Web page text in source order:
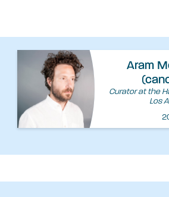
Aram
Curator at the
Los